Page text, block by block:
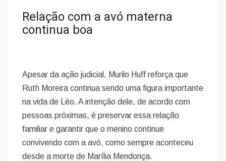
Relação com a avó materna
continua boa
Apesar da ação judicial, Murilo Huff reforça que
Ruth Moreira continua sendo uma figura importante
na vida de Léo. A intenção dele, de acordo com
pessoas próximas, é preservar essa relação
familiar e garantir que o menino continue
convivendo com a avó, como sempre aconteceu
desde a morte de Marília Mendonça.